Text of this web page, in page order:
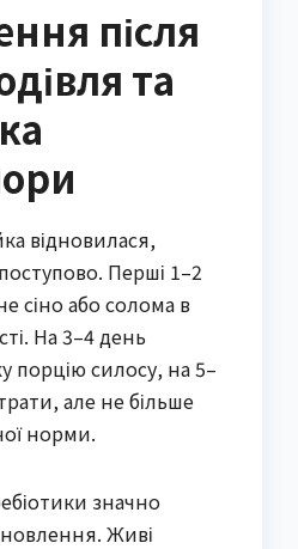
після
та
відновилася,
Перші 1–2
сіно або солома в
На 3–4 день
порцію силосу, на 5–
але не більше
норми.
значно
Живі